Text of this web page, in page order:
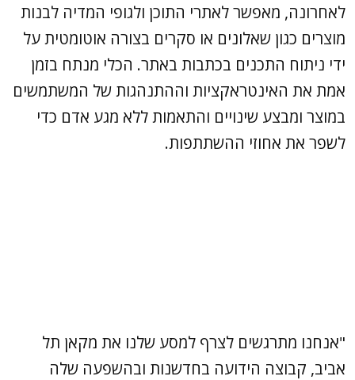
לאחרונה, מאפשר לאתרי התוכן ולגופי המדיה לבנות
מוצרים כגון שאלונים או סקרים בצורה אוטומטית על
ידי ניתוח התכנים בכתבות באתר. הכלי מנתח בזמן
אמת את האינטראקציות וההתנהגות של המשתמשים
במוצר ומבצע שינויים והתאמות ללא מגע אדם כדי
לשפר את אחוזי ההשתתפות.
"אנחנו מתרגשים לצרף למסע שלנו את מקאן תל
אביב, קבוצה הידועה בחדשנות ובהשפעה שלה